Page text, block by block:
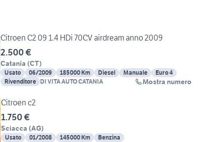
Citroen C2 09 1.4 HDi 70CV airdream anno 2009
2.500 €
Catania (CT)
Usato 06/2009 185000 Km Diesel Manuale
Euro 4
Rivenditore DI VITA AUTO CATANIA Mostra numero
Citroen c2
1.750 €
Sciacca (AG)
Usato 01/2008 145000 Km Benzina